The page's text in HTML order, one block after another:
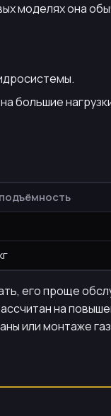
моделях она
большие
его проще
на
или монтаже